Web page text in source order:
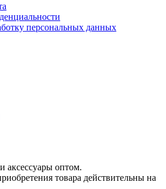
персональных данных
аксессуары оптом.
товара действительны на